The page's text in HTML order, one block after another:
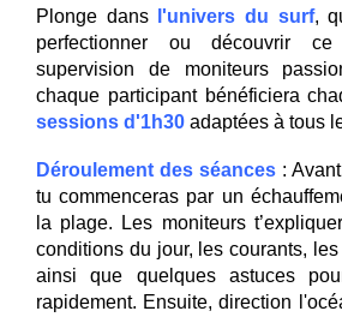
Plonge dans l'univers du surf,
perfectionner ou découvrir
supervision de moniteurs
chaque participant bénéficiera
sessions d'1h30 adaptées à tous
Déroulement des séances :
tu commenceras par un
la plage. Les moniteurs
conditions du jour, les courants,
ainsi que quelques astuces
rapidement. Ensuite, direction